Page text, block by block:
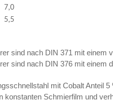
7,0
5,5
sind nach DIN 371 mit einem
sind nach DIN 376 mit einem
mit Cobalt Anteil
konstanten Schmierfilm und